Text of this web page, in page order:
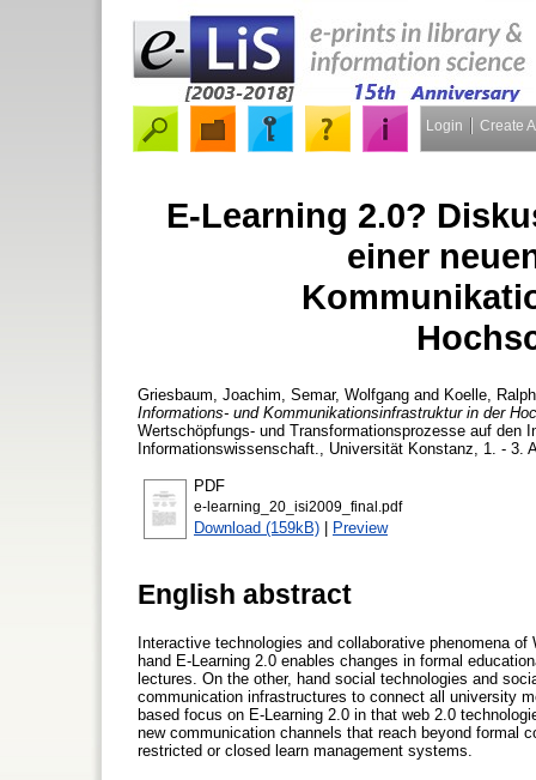
Login Create
E-Learning 2.0?
einer
Griesbaum, Joachim Semar, Wolfgang and Koelle, Ralph
Informations- und Kommunikationsinfrastruktur in der
Wertschöpfungs- und Transformationsprozesse auf den
Informationswissenschaft., Universität Konstanz, 1. - 3.
PDF
e-learning_20_isi2009_final.pdf
Download (159kB) | Preview
English abstract
Interactive technologies and collaborative phenomena
hand E-Learning 2.0 enables changes in formal
lectures. On the other, hand social technologies and
communication infrastructures to connect all university
based focus on E-Learning 2.0 in that web 2.0
new communication channels that reach beyond formal
restricted or closed learn management systems.